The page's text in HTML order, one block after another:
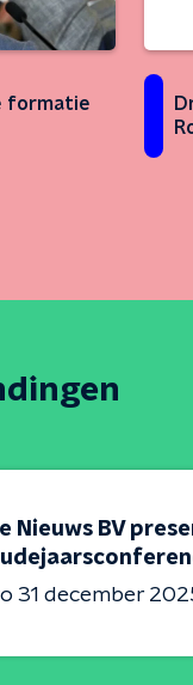
formatie
Nieuws BV
31 december